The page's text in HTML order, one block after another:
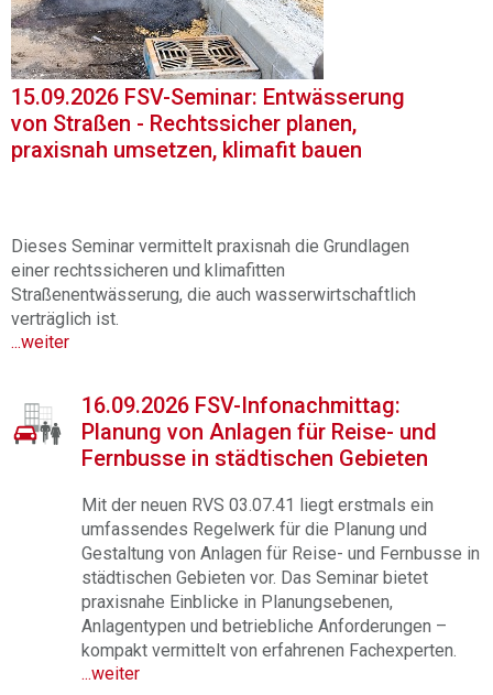
15.09.2026 FSV-Seminar: Entwässerung
von Straßen - Rechtssicher planen,
praxisnah umsetzen, klimafit bauen
Dieses Seminar vermittelt praxisnah die Grundlagen
einer rechtssicheren und klimafitten
Straßenentwässerung, die auch wasserwirtschaftlich
verträglich ist.
...weiter
16.09.2026 FSV-Infonachmittag:
Planung von Anlagen für Reise- und
Fernbusse in städtischen Gebieten
Mit der neuen RVS 03.07.41 liegt erstmals ein
umfassendes Regelwerk für die Planung und
Gestaltung von Anlagen für Reise- und Fernbusse in
städtischen Gebieten vor. Das Seminar bietet
praxisnahe Einblicke in Planungsebenen,
Anlagentypen und betriebliche Anforderungen –
kompakt vermittelt von erfahrenen Fachexperten.
...weiter